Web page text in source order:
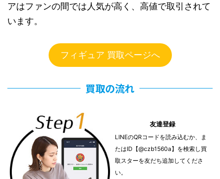
アはファンの間では人気が高く、高値で取引されて
います。
フィギュア 買取ページへ
買取の流れ
友達登録
LINEのQRコードを読み込むか、ま
たはID【@czb1560a】を検索し買
取スターを友だち追加してくださ
い。